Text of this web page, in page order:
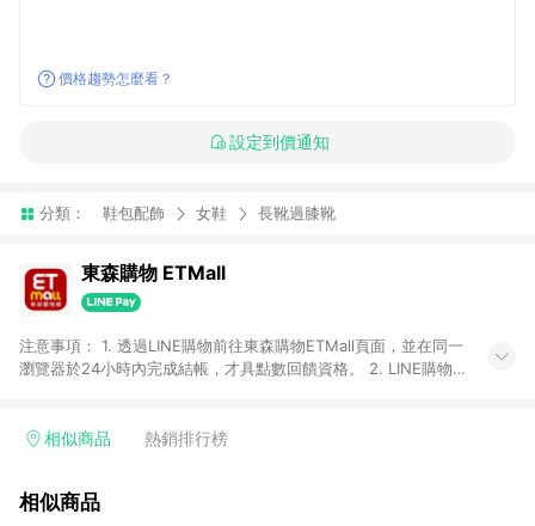
價格趨勢怎麼看？
設定到價通知
分類： 鞋包配飾 女鞋 長靴過膝靴
東森購物 ETMall
注意事項： 1. 透過LINE購物前往東森購物ETMall頁面，並在同一
瀏覽器於24小時內完成結帳，才具點數回饋資格。 2. LINE購物
單，皆不在點數回饋範圍內。 3. 如購買以下類別商品，將無法獲
球嚴選、商城、專案商品、「草莓網」全館商品。 4. 如取消訂
相似商品 熱銷排行榜
相似商品